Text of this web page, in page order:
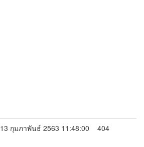
13 กุมภาพันธ์ 2563 11:48:00 404